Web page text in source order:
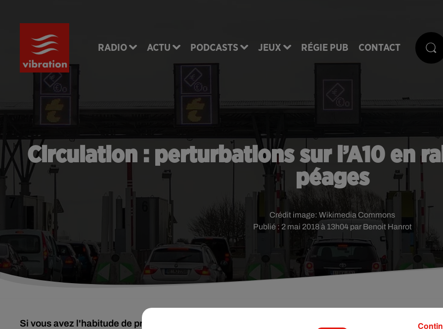
RADIO ACTU PODCASTS JEUX RÉGIE PUB CONTACT
Circulation : perturbations sur l’A10 en
péages
Publié : 2 mai 2018 à 13h04 par Benoit Hanrot
Crédit image: Wikimedia Commons
Si vous avez l'habitude de prendre l'autoroute A10 entre Orléans et Tours, il va falloir penser à être